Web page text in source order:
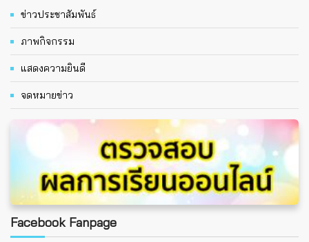
ข่าวประชาสัมพันธ์
ภาพกิจกรรม
แสดงความยินดี
จดหมายข่าว
Facebook Fanpage